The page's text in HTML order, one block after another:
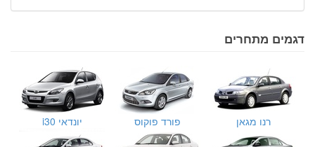
דגמים מתחרים
רנו מגאן פורד פוקוס יונדאי i30